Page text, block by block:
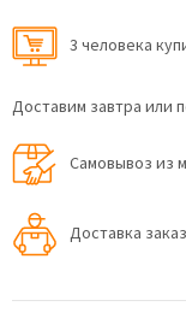
3 человекa
Доставим завтра или
Самовывоз из
Доставка